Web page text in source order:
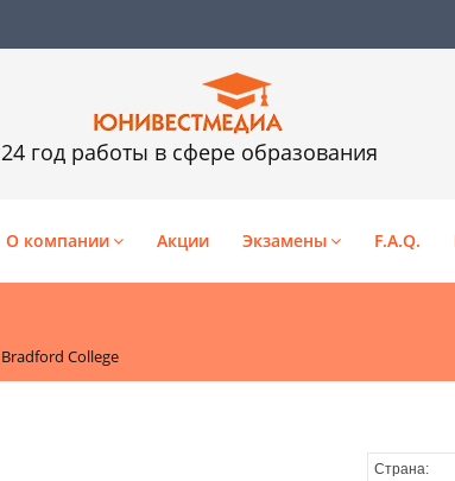
24 год работы в сфере образования
О компании Акции Экзамены F.A.Q.
Bradford College
Страна: